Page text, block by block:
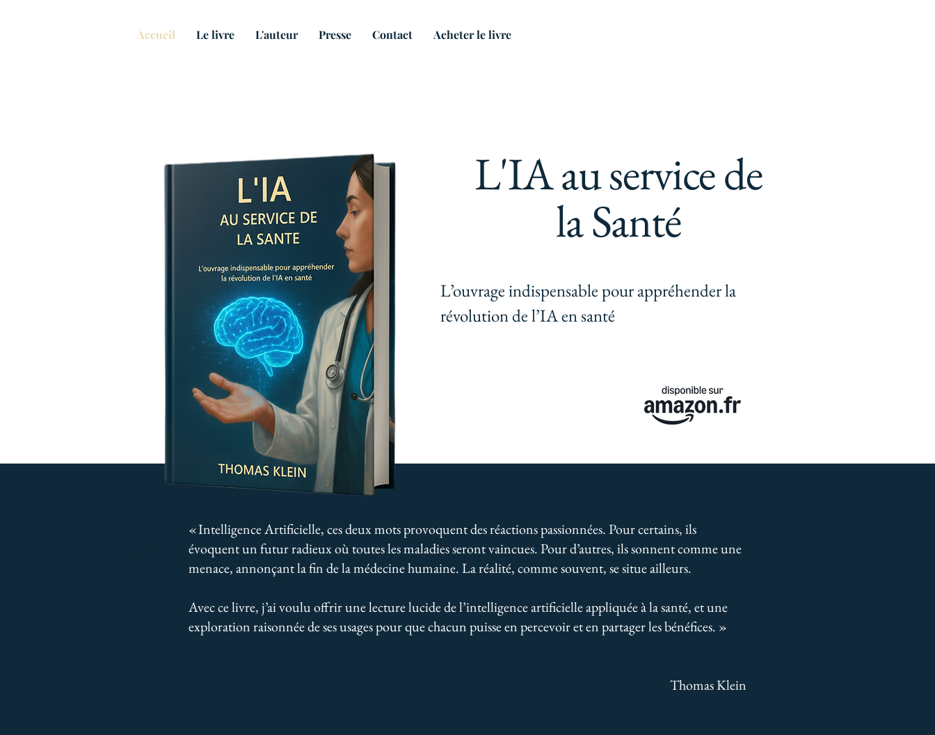
Accueil Le livre L'auteur Presse Contact Acheter le livre
I'm a paragraph. Click here to add
your own text and edit me. It's
« Intelligence Artificielle, ces deux mots provoquent des réactions passionnées. Pour certains, ils
évoquent un futur radieux où toutes les maladies seront vaincues. Pour d’autres, ils sonnent comme une
menace, annonçant la fin de la médecine humaine. La réalité, comme souvent, se situe ailleurs.
Avec ce livre, j’ai voulu offrir une lecture lucide de l’intelligence artificielle appliquée à la santé, et une
exploration raisonnée de ses usages pour que chacun puisse en percevoir et en partager les bénéfices. »
Thomas Klein
L'IA au service de
la Santé
L’ouvrage indispensable pour appréhender la
révolution de l’IA en santé